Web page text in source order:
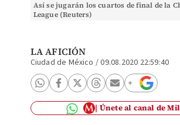
Así se jugarán los cuartos de final de la
League (Reuters)
LA AFICIÓN
Ciudad de México /09.08.2020 22:59:40
Únete al canal de